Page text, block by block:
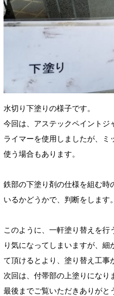
水切り下塗りの様子です。
今回は、アステックペイントジ
ライマーを使用しましたが、ミ
使う場合もあります。
鉄部の下塗り剤の仕様を組む時
いるかどうかで、判断をします。
このように、一軒塗り替えを
り気になってしまいますが、
て頂けるとより、塗り替え工事
次回は、付帯部の上塗りになり
最後までご覧いただきありがと